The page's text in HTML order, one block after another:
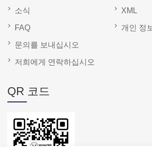
소식
FAQ
문의를 보내십시오
저희에게 연락하십시오
XML
개인 정
QR 코드